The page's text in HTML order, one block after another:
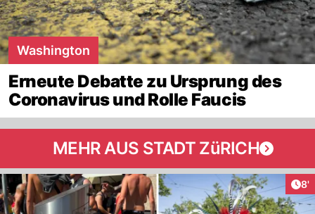
Washington
Erneute Debatte zu Ursprung des
Coronavirus und Rolle Faucis
MEHR AUS STADT ZüRICH
8'